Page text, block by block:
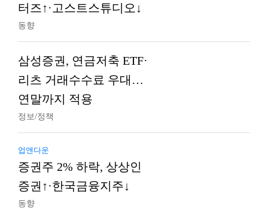
터즈↑·고스트스튜디오↓
동향
삼성증권, 연금저축 ETF·
리츠 거래수수료 우대…
연말까지 적용
정보/정책
업앤다운
증권주 2% 하락, 상상인
증권↑·한국금융지주↓
동향